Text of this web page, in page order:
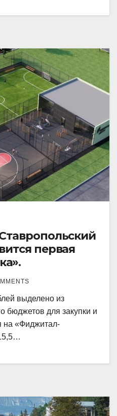
первая
выделено из
бюджетов для закупки и
на «Фиджитал-